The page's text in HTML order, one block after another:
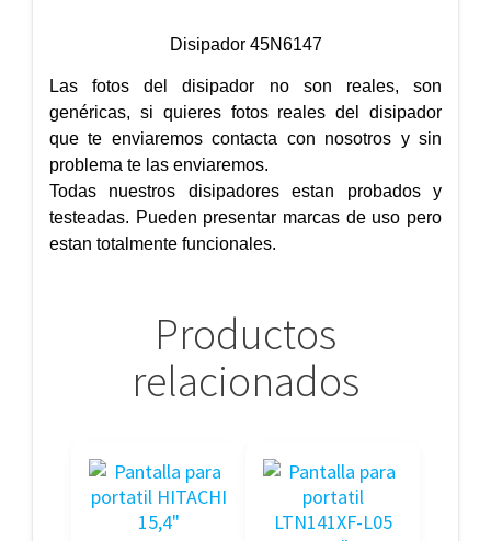
Disipador 45N6147
Las fotos del disipador no son reales, son
genéricas, si quieres fotos reales del disipador
que te enviaremos contacta con nosotros y sin
problema te las enviaremos.
Todas nuestros disipadores estan probados y
testeadas. Pueden presentar marcas de uso pero
estan totalmente funcionales.
Productos
relacionados